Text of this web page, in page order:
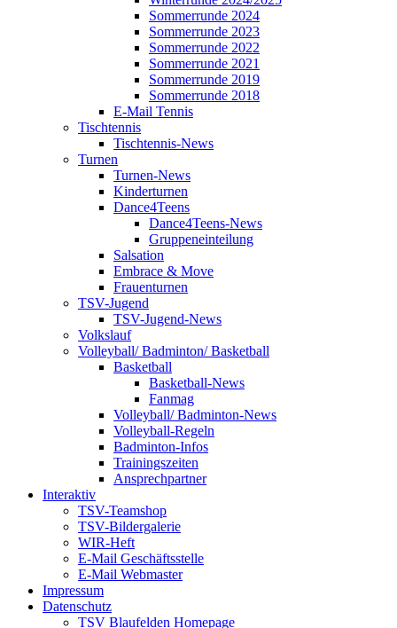
Sommerrunde 2024
Sommerrunde 2023
Sommerrunde 2022
Sommerrunde 2021
Sommerrunde 2019
Sommerrunde 2018
E-Mail Tennis
Tischtennis
Tischtennis-News
Turnen
Turnen-News
Kinderturnen
Dance4Teens
Dance4Teens-News
Gruppeneinteilung
Salsation
Embrace & Move
Frauenturnen
TSV-Jugend
TSV-Jugend-News
Volkslauf
Volleyball/ Badminton/ Basketball
Basketball
Basketball-News
Fanmag
Volleyball/ Badminton-News
Volleyball-Regeln
Badminton-Infos
Trainingszeiten
Ansprechpartner
Interaktiv
TSV-Teamshop
TSV-Bildergalerie
WIR-Heft
E-Mail Geschäftsstelle
E-Mail Webmaster
Impressum
Datenschutz
TSV Blaufelden Homepage